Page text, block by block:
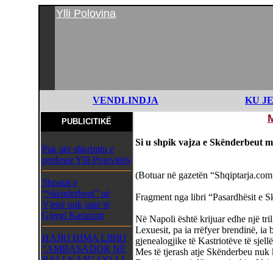
Ylli Polovina
VENDLINDJA KU
PUBLICITIKË
Pak për shkrimin e
profesor Ylli Polovinës
Shpatat e
“Skënderbeut” në
Vjenë nuk janë të
Gjergj Kastriotit
HAJRI HIMA LIBRI
“AMBASADOR NË
Si u shpik vajza e Skënderbeut
(Botuar në gazetën
Fragment nga libri “Pasardhësit e
Në Napoli është krijuar edhe një
Lexuesit, pa ia rrëfyer brendinë, ia
gjenealogjike të Kastriotëve të
Mes të tjerash atje Skënderbeu